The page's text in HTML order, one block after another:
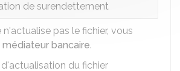
de surendettement
pas le fichier, vous
médiateur bancaire.
du fichier